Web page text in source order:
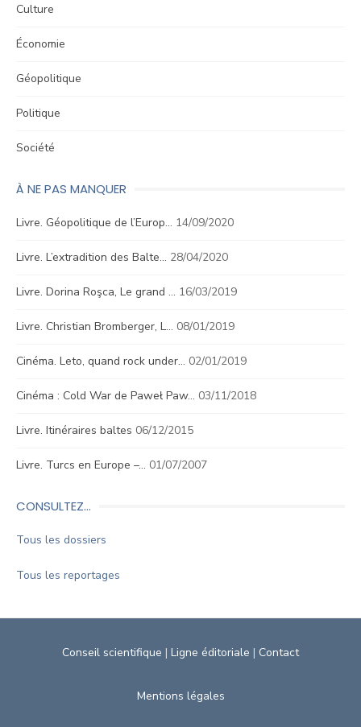
Culture
Économie
Géopolitique
Politique
Société
À NE PAS MANQUER
Livre. Géopolitique de l’Europ… 14/09/2020
Livre. L’extradition des Balte… 28/04/2020
Livre. Dorina Roşca, Le grand … 16/03/2019
Livre. Christian Bromberger, L… 08/01/2019
Cinéma. Leto, quand rock under… 02/01/2019
Cinéma : Cold War de Paweł Paw… 03/11/2018
Livre. Itinéraires baltes 06/12/2015
Livre. Turcs en Europe –… 01/07/2007
CONSULTEZ…
Tous les dossiers
Tous les reportages
Conseil scientifique | Ligne éditoriale | Contact
Mentions légales